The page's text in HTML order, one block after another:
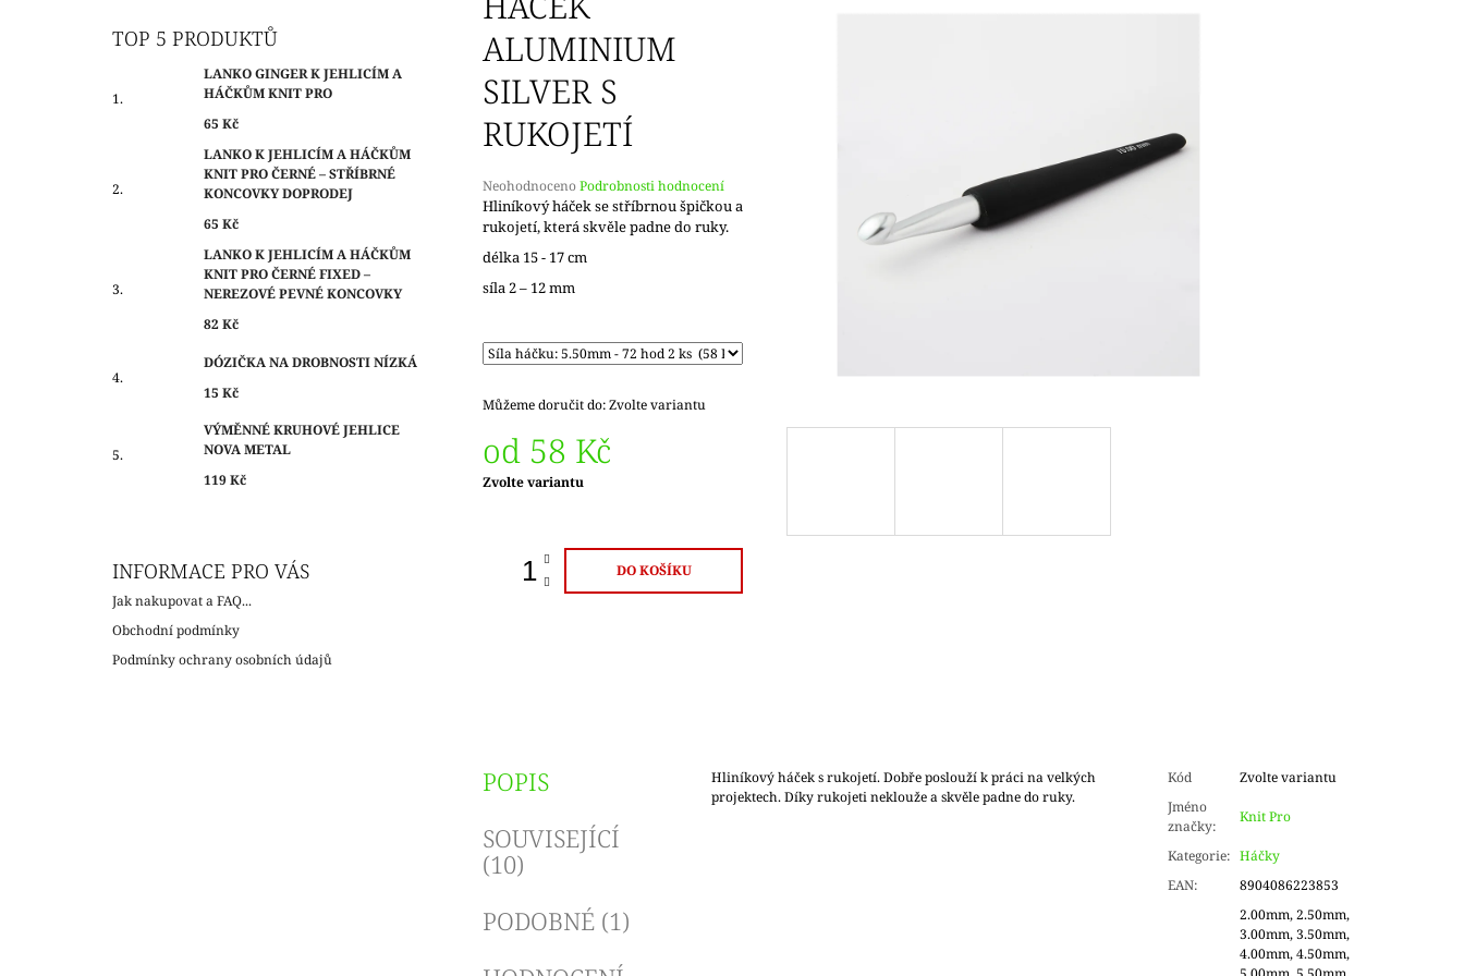
TOP 5 PRODUKTŮ
LANKO GINGER K JEHLICÍM A
HÁČKŮM KNIT PRO
65 Kč
LANKO K JEHLICÍM A HÁČKŮM
KNIT PRO ČERNÉ – STŘÍBRNÉ
KONCOVKY DOPRODEJ
65 Kč
LANKO K JEHLICÍM A HÁČKŮM
KNIT PRO ČERNÉ FIXED –
NEREZOVÉ PEVNÉ KONCOVKY
82 Kč
DÓZIČKA NA DROBNOSTI NÍZKÁ
15 Kč
VÝMĚNNÉ KRUHOVÉ JEHLICE
NOVA METAL
119 Kč
INFORMACE PRO VÁS
Jak nakupovat a FAQ...
Obchodní podmínky
Podmínky ochrany osobních údajů
ALUMINIUM
SILVER S
RUKOJETÍ
Průměrné
hodnocení
produktu
0,0
z
NeohodnocenoPodrobnosti hodnocení
Hliníkový háček se stříbrnou špičkou a
rukojetí, která skvěle padne do ruky.
délka 15 - 17 cm
síla 2 – 12 mm
Můžeme doručit do:Zvolte variantu
od 58 Kč
Měrná
Zvolte variantu
DO KOŠÍKU
POPIS
SOUVISEJÍCÍ
(10)
PODOBNÉ (1)
Hliníkový háček s rukojetí. Dobře poslouží k práci na velkých
projektech. Díky rukojeti neklouže a skvěle padne do ruky.
Kód
Zvolte variantu
Jméno
značky:
Knit Pro
Kategorie: Háčky
EAN: 8904086223853
2.00mm, 2.50mm,
3.00mm, 3.50mm,
4.00mm, 4.50mm,